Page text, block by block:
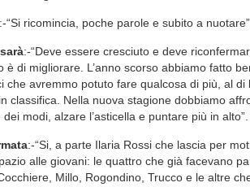
:-“Si ricomincia, poche parole e subito a
:-“Deve essere cresciuto e deve
è di migliorare. L’anno scorso abbiamo fatto
che avremmo potuto fare qualcosa di più, al di
classifica. Nella nuova stagione dobbiamo
modi, alzare l’asticella e puntare più in alto”.
:-“Si, a parte Ilaria Rossi che lascia per
alle giovani: le quattro che già facevano
Millo, Rogondino, Trucco e le altre